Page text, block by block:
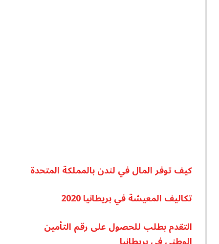
كيف توفر المال في لندن بالمملكة المتحدة
تكاليف المعيشة في بريطانيا 2020
التقدم بطلب للحصول على رقم التأمين